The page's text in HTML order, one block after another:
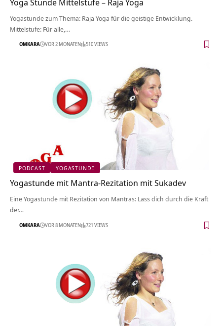
Yogastunde zum Thema: Raja Yoga für die geistige Entwicklung.
Mittelstufe: Für alle,…
OMKARA VOR 2 MONATEN 510 VIEWS
PODCAST YOGASTUNDE
Yogastunde mit Mantra-Rezitation mit Sukadev
Eine Yogastunde mit Rezitation von Mantras: Lass dich durch die Kraft
der…
OMKARA VOR 8 MONATEN 721 VIEWS